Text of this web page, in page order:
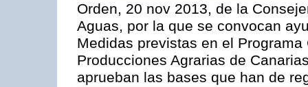
Orden, 20 nov 2013, de la
Aguas, por la que se convocan
Medidas previstas en el
Producciones Agrarias de
aprueban las bases que han de